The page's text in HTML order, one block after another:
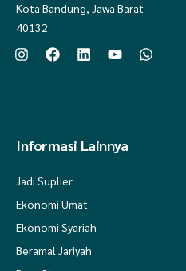
Kota Bandung, Jawa Barat
40132
Informasi Lainnya
Jadi Suplier
Ekonomi Umat
Ekonomi Syariah
Beramal Jariyah